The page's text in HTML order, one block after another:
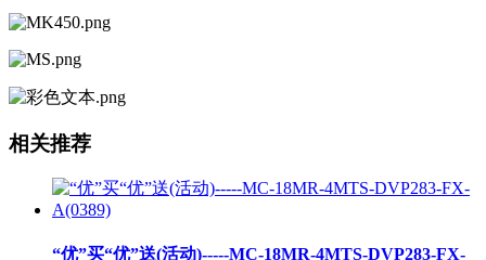
相关推荐
“优”买“优”送(活动)-----MC-18MR-4MTS-DVP283-FX-